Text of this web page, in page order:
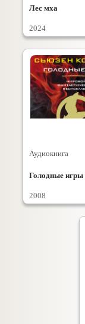
Лес мха
2024
Аудиокнига
Голодные игры
2008